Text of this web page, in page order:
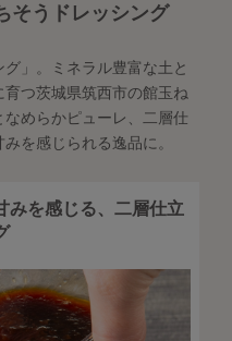
そうドレッシング
」。ミネラル豊富な土と
つ茨城県筑西市の館玉ね
めらかピューレ、二層仕
を感じられる逸品に。
みを感じる、二層仕立